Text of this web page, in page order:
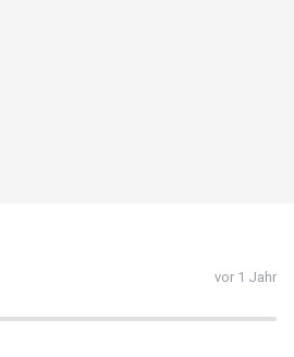
vor 1 Jahr